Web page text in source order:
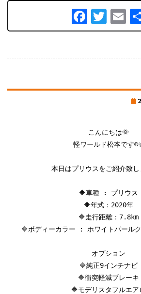
こんにちは🌞
軽ワールド松本です
本日はプリウスをご紹介致し
🔶車種 : プリウス
🔶年式：2020年
🔶走行距離：7.8km
🔶ボディーカラー : ホワイトパール
オプション
🔷純正9インチナビ
🔷衝突軽減ブレーキ
🔷モデリスタフルエア